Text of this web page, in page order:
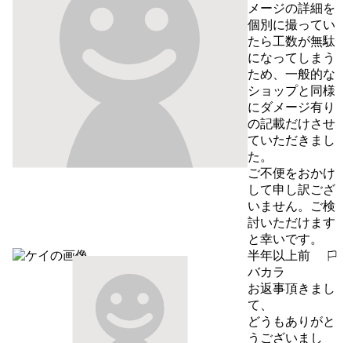
メージの詳細を
個別に撮ってい
たら工数が無駄
になってしまう
ため、一般的な
ショップと同様
にダメージ有り
の記載だけさせ
ていただきまし
た。
ご不便をおかけ
して申し訳ござ
いません。ご検
討いただけます
と幸いです。
半年以上前
報告する
バカラ
お返事頂きまし
て、
どうもありがと
うございまし